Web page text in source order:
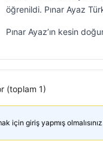
öğrenildi. Pınar Ayaz
Pınar Ayaz’ın kesin
(toplam 1)
için giriş yapmış